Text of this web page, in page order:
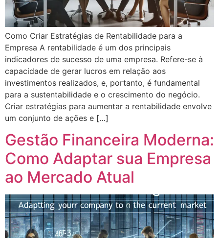
Como Criar Estratégias de Rentabilidade para a
Empresa A rentabilidade é um dos principais
indicadores de sucesso de uma empresa. Refere-se à
capacidade de gerar lucros em relação aos
investimentos realizados, e, portanto, é fundamental
para a sustentabilidade e o crescimento do negócio.
Criar estratégias para aumentar a rentabilidade envolve
um conjunto de ações e […]
Gestão Financeira Moderna:
Como Adaptar sua Empresa
ao Mercado Atual